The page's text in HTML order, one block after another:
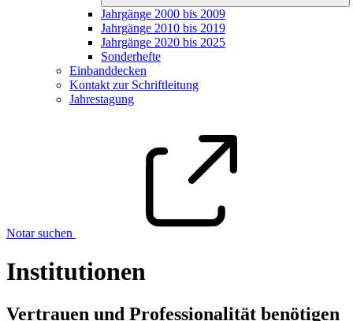
Jahrgänge 2000 bis 2009
Jahrgänge 2010 bis 2019
Jahrgänge 2020 bis 2025
Sonderhefte
Einbanddecken
Kontakt zur Schriftleitung
Jahrestagung
Notar suchen
Institutionen
Vertrauen und Professionalität benötigen